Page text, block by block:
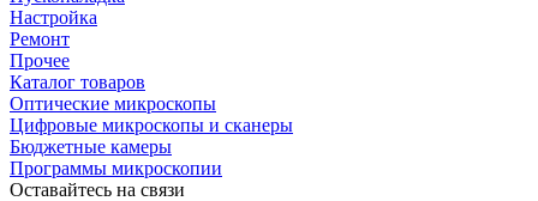
Настройка
Ремонт
Прочее
Каталог товаров
Оптические микроскопы
Цифровые микроскопы и сканеры
Бюджетные камеры
Программы микроскопии
Оставайтесь на связи